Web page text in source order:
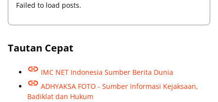
Failed to load posts.
Tautan Cepat
IMC NET Indonesia Sumber Berita Dunia
ADHYAKSA FOTO - Sumber Informasi Kejaksaan,
Badiklat dan Hukum